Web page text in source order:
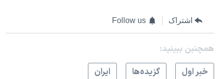
اشتراک Follow us
همچنبن ببینید:
خبر اول
گزيده‌ها ايران